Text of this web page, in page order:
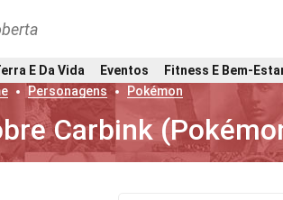
E Da Vida Eventos
Fitness E Bem-
Personagens Pokémon
Carbink